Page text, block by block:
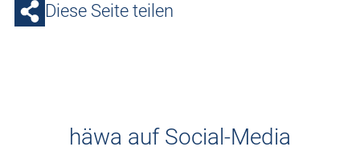
Diese Seite teilen
häwa auf Social-Media